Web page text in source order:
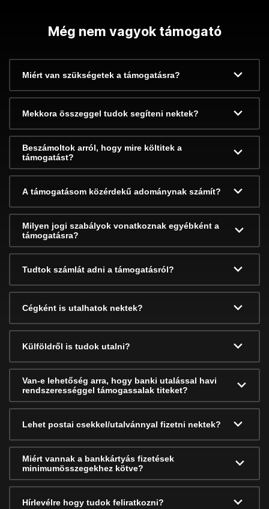
Még nem vagyok támogató
Miért van szükségetek a támogatásra?
Mekkora összeggel tudok segíteni nektek?
Beszámoltok arról, hogy mire költitek a
támogatást?
A támogatásom közérdekű adománynak számít?
Milyen jogi szabályok vonatkoznak egyébként a
támogatásra?
Tudtok számlát adni a támogatásról?
Cégként is utalhatok nektek?
Külföldről is tudok utalni?
Van-e lehetőség arra, hogy banki utalással havi
rendszerességgel támogassalak titeket?
Lehet postai csekkel/utalvánnyal fizetni nektek?
Miért vannak a bankkártyás fizetések
minimumösszegekhez kötve?
Hírlevélre hogy tudok feliratkozni?